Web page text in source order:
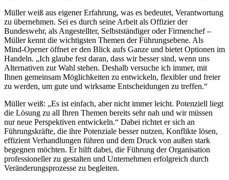
Müller weiß aus eigener Erfahrung, was es bedeutet, Verantwortung
zu übernehmen. Sei es durch seine Arbeit als Offizier der
Bundeswehr, als Angestellter, Selbstständiger oder Firmenchef –
Müller kennt die wichtigsten Themen der Führungsebene. Als
Mind-Opener öffnet er den Blick aufs Ganze und bietet Optionen im
Handeln. „Ich glaube fest daran, dass wir besser sind, wenn uns
Alternativen zur Wahl stehen. Deshalb versuche ich immer, mit
Ihnen gemeinsam Möglichkeiten zu entwickeln, flexibler und freier
zu werden, um gute und wirksame Entscheidungen zu treffen.“
Müller weiß: „Es ist einfach, aber nicht immer leicht. Potenziell liegt
die Lösung zu all Ihren Themen bereits sehr nah und wir müssen
nur neue Perspektiven entwickeln.“ Dabei richtet er sich an
Führungskräfte, die ihre Potenziale besser nutzen, Konflikte lösen,
effizient Verhandlungen führen und dem Druck von außen stark
begegnen möchten. Er hilft dabei, die Führung der Organisation
professioneller zu gestalten und Unternehmen erfolgreich durch
Veränderungsprozesse zu begleiten.